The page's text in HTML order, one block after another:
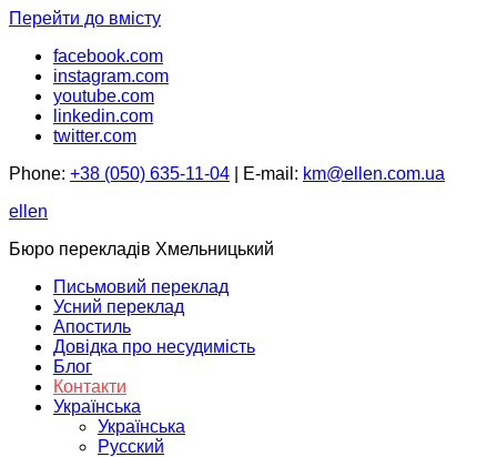
Перейти до вмісту
facebook.com
instagram.com
youtube.com
linkedin.com
twitter.com
Phone: +38 (050) 635-11-04 | E-mail: km@ellen.com.ua
ellen
Бюро перекладів Хмельницький
Письмовий переклад
Усний переклад
Апостиль
Довідка про несудимість
Блог
Контакти
Українська
Українська
Русский